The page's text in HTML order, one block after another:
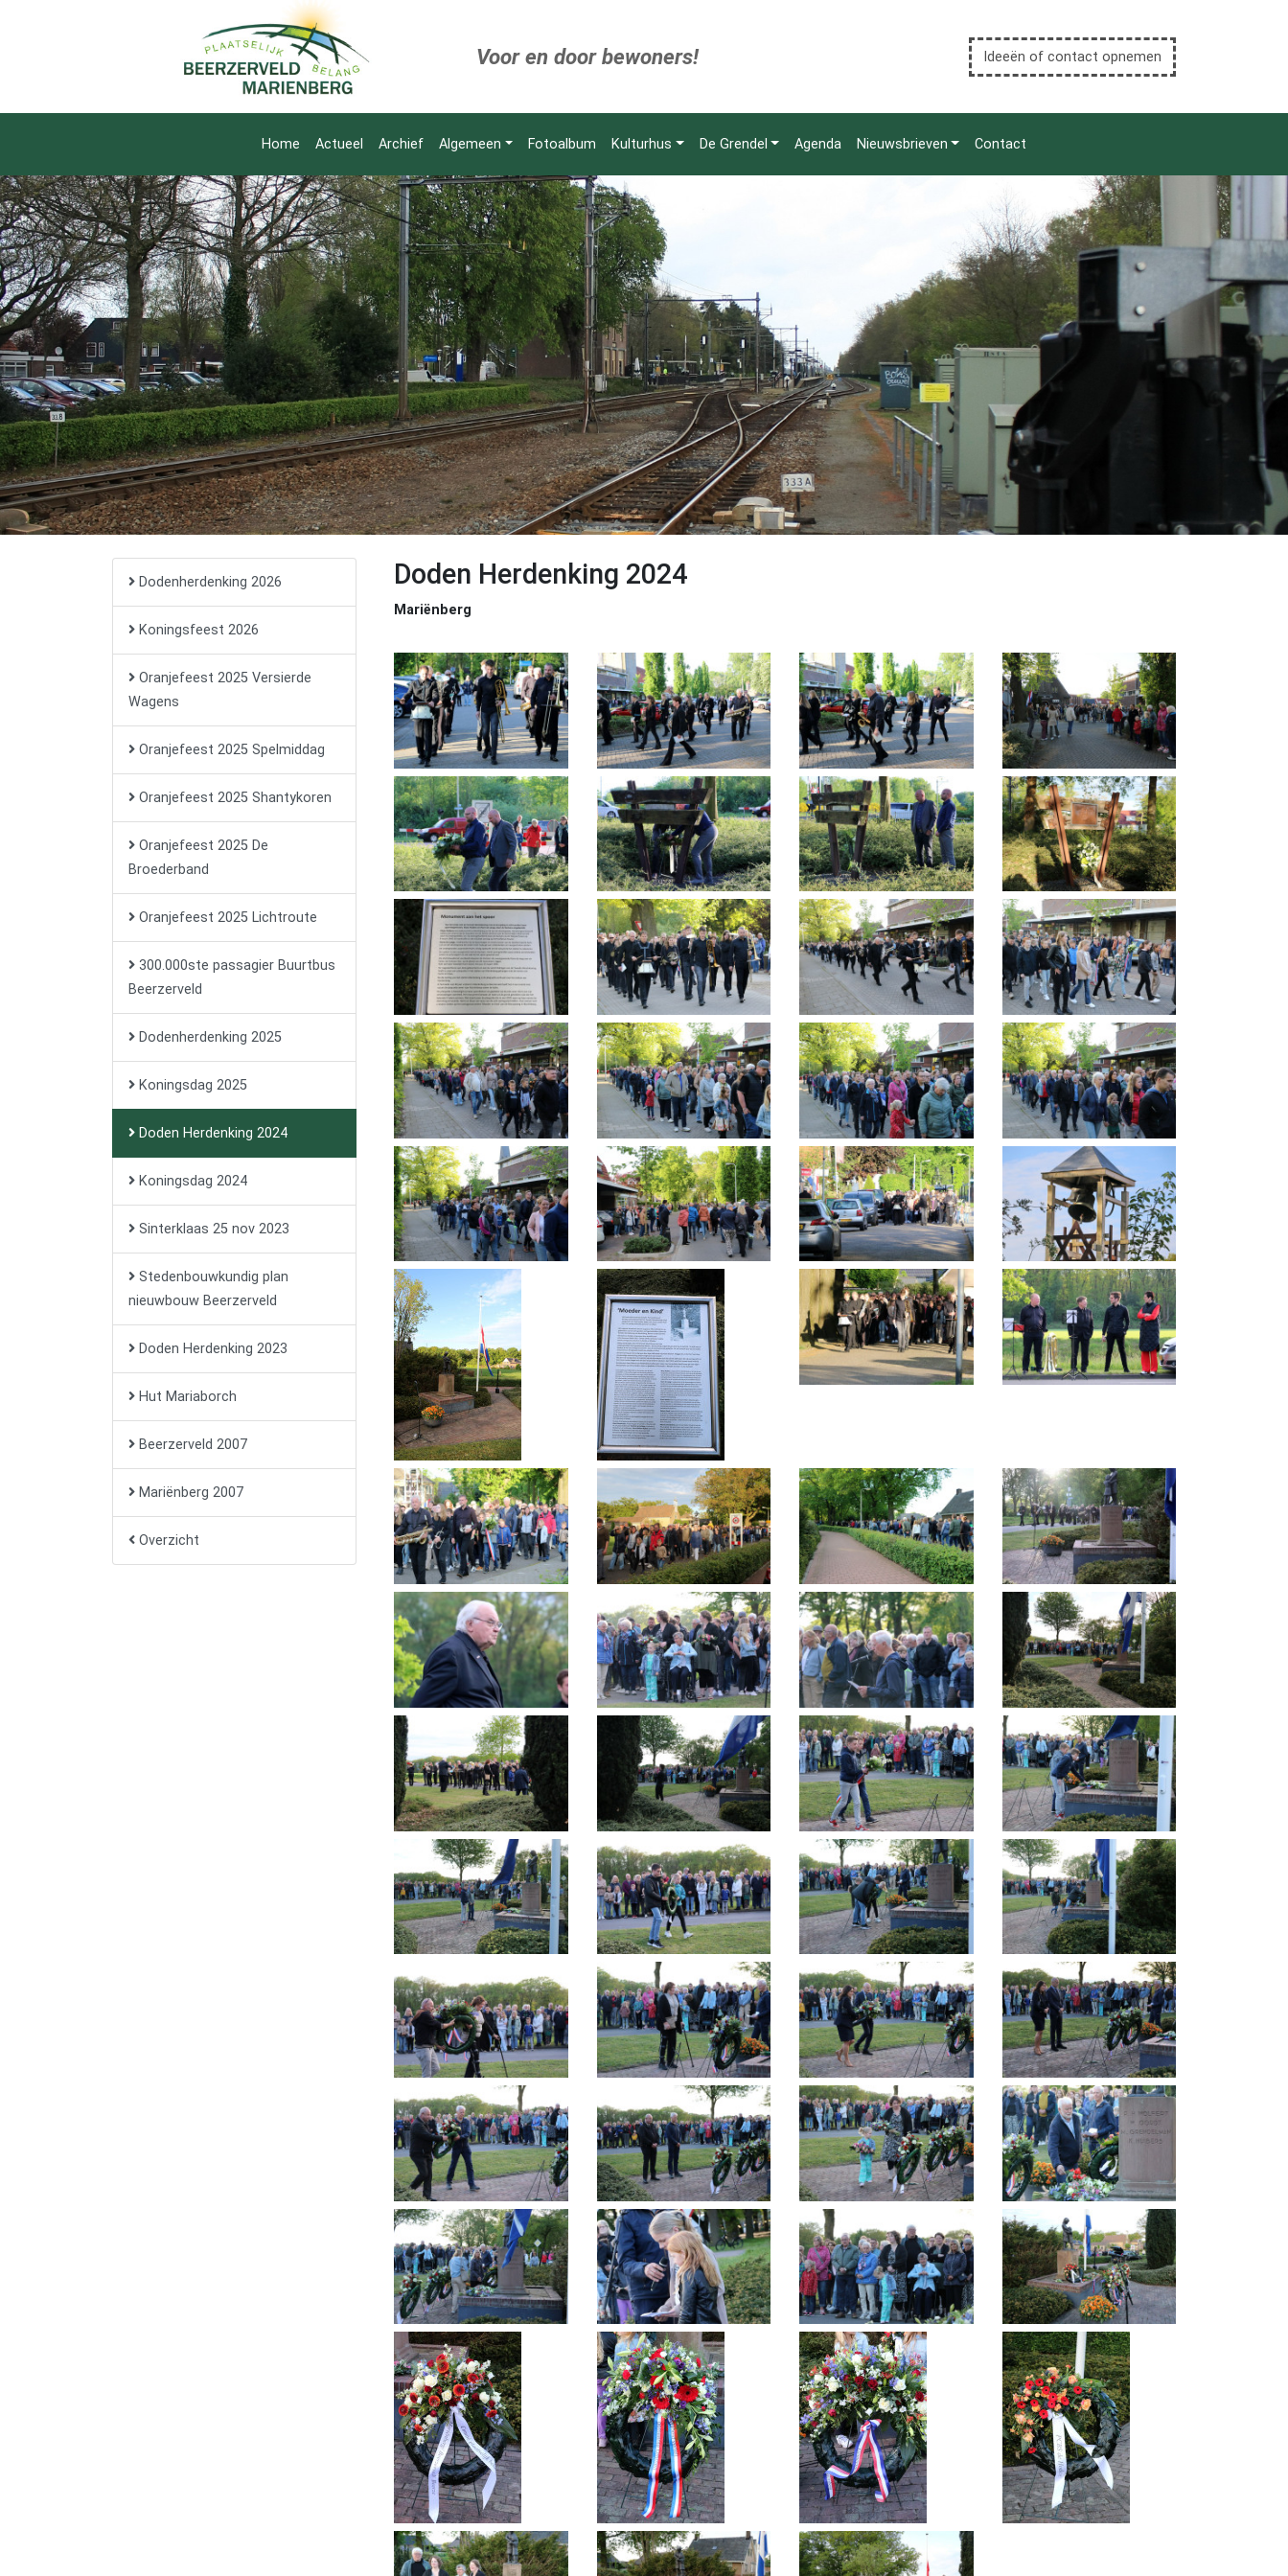
Voor en door bewoners! Ideeën of contact opnemen
Home Actueel Archief Algemeen Fotoalbum Kulturhus De Grendel Agenda Nieuwsbrieven Contact
Doden Herdenking 2024
Mariënberg
Dodenherdenking 2026
Koningsfeest 2026
Oranjefeest 2025 Versierde
Wagens
Oranjefeest 2025 Spelmiddag
Oranjefeest 2025 Shantykoren
Oranjefeest 2025 De
Broederband
Oranjefeest 2025 Lichtroute
300.000ste passagier Buurtbus
Beerzerveld
Dodenherdenking 2025
Koningsdag 2025
Doden Herdenking 2024
Koningsdag 2024
Sinterklaas 25 nov 2023
Stedenbouwkundig plan
nieuwbouw Beerzerveld
Doden Herdenking 2023
Hut Mariaborch
Beerzerveld 2007
Mariënberg 2007
Overzicht